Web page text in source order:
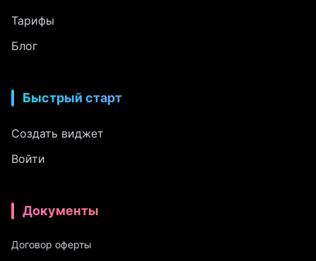
Тарифы
Блог
Быстрый старт
Создать виджет
Войти
Документы
Договор оферты